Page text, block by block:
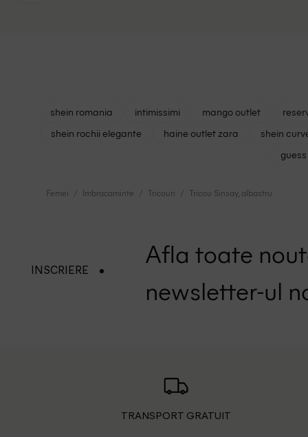
shein romania intimissimi mango outlet
shein rochii elegante
haine outlet zara
shein
Femei Imbracaminte Tricouri Tricou Sinsay, albastru
INSCRIERE
Afla toate
newsletter-ul
TRANSPORT GRATUIT